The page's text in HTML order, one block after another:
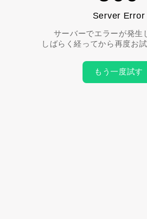
Server Error
サーバーでエラーが発生
しばらく経ってから再度お
もう一度試す